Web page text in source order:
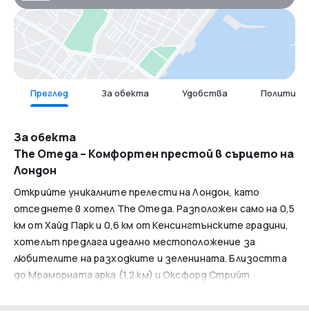
Карта
Преглед За обекта Удобства Политика
За обекта
The Omega – Комфортен престой в сърцето на
Лондон
Открийте уникалните прелести на Лондон, като
отседнете в хотел The Omega. Разположен само на 0,5
км от Хайд Парк и 0,6 км от Кенсингтънските градини,
хотелът предлага идеално местоположение за
любителите на разходките и зеленината. Близостта
до Мраморната арка (1,2 км) и Оксфорд Стрийт